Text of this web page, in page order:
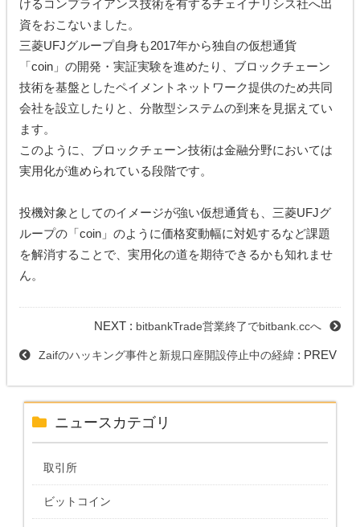
けるコンプライアンス技術を有するチェイナリシス社へ出
資をおこないました。
三菱UFJグループ自身も2017年から独自の仮想通貨
「coin」の開発・実証実験を進めたり、ブロックチェーン
技術を基盤としたペイメントネットワーク提供のため共同
会社を設立したりと、分散型システムの到来を見据えてい
ます。
このように、ブロックチェーン技術は金融分野においては
実用化が進められている段階です。
投機対象としてのイメージが強い仮想通貨も、三菱UFJグ
ループの「coin」のように価格変動幅に対処するなど課題
を解消することで、実用化の道を期待できるかも知れませ
ん。
NEXT : bitbankTrade営業終了でbitbank.ccへ
Zaifのハッキング事件と新規口座開設停止中の経緯: PREV
ニュースカテゴリ
取引所
ビットコイン